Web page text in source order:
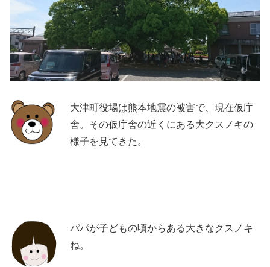
大津町役場は熊本地震の被害で、現在仮庁
舎。その仮庁舎の近くにある大クスノキの
様子を見てきた。
パパが子どもの頃からある大きなクスノキ
ね。